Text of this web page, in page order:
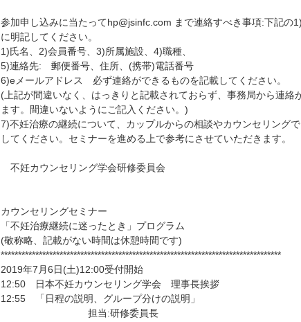
参加申し込みに当たってhp@jsinfc.com まで連絡すべき事項:下記の
に明記してください。
1)氏名、2)会員番号、3)所属施設、4)職種、
5)連絡先: 郵便番号、住所、(携帯)電話番号
6)eメールアドレス 必ず連絡ができるものを記載してください。
(上記が間違いなく、はっきりと記載されておらず、事務局から連絡
ます。間違いないようにご記入ください。)
7)不妊治療の継続について、カップルからの相談やカウンセリング
してください。セミナーを進める上で参考にさせていただきます。
不妊カウンセリング学会研修委員会
カウンセリングセミナー
「不妊治療継続に迷ったとき」プログラム
(敬称略、記載がない時間は休憩時間です)
*********************************************************************************
2019年7月6日(土)12:00受付開始
12:50 日本不妊カウンセリング学会 理事長挨拶
12:55 「日程の説明、グループ分けの説明」
担当:研修委員長